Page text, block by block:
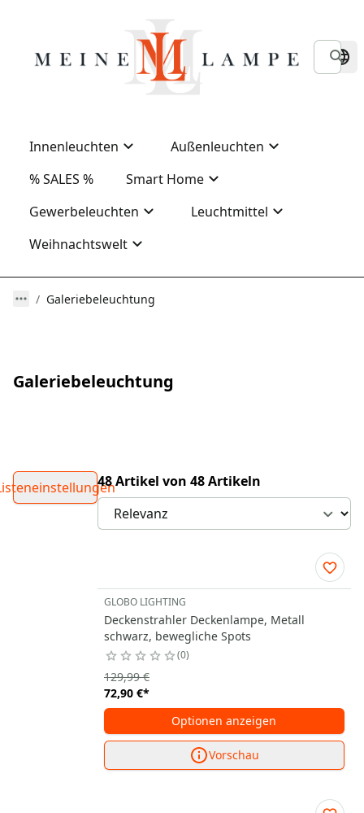
Innenleuchten
Außenleuchten
% SALES %
Smart Home
Gewerbeleuchten
Leuchtmittel
Weihnachtswelt
Galeriebeleuchtung
Galeriebeleuchtung
48 Artikel von 48 Artikeln
GLOBO LIGHTING
Deckenstrahler Deckenlampe, Metall
schwarz, bewegliche Spots
0
72,90 €*
129,99 €
Optionen anzeigen
Vorschau